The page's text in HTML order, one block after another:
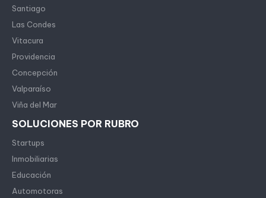
Santiago
Las Condes
Vitacura
Providencia
Concepción
Valparaíso
Viña del Mar
SOLUCIONES POR RUBRO
Startups
Inmobiliarias
Educación
Automotoras